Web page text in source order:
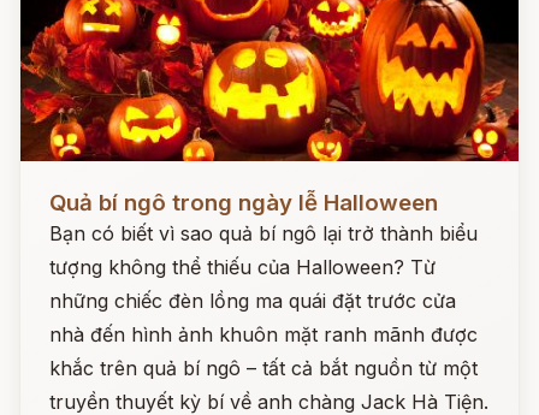
Quả bí ngô trong ngày lễ Halloween
Bạn có biết vì sao quả bí ngô lại trở thành biểu
tượng không thể thiếu của Halloween? Từ
những chiếc đèn lồng ma quái đặt trước cửa
nhà đến hình ảnh khuôn mặt ranh mãnh được
khắc trên quả bí ngô – tất cả bắt nguồn từ một
truyền thuyết kỳ bí về anh chàng Jack Hà Tiện.